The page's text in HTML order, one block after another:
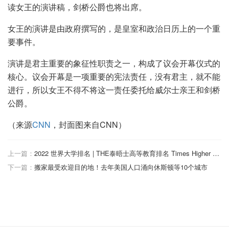
读女王的演讲稿，剑桥公爵也将出席。
女王的演讲是由政府撰写的，是皇室和政治日历上的一个重
要事件。
演讲是君主重要的象征性职责之一，构成了议会开幕仪式的
核心。议会开幕是一项重要的宪法责任，没有君主，就不能
进行，所以女王不得不将这一责任委托给威尔士亲王和剑桥
公爵。
（来源CNN ，封面图来自CNN）
上一篇：
2022 世界大学排名 | THE泰晤士高等教育排名 Times Higher Education World University Rankings 2022
下一篇： 搬家最受欢迎目的地！去年美国人口涌向休斯顿等10个城市